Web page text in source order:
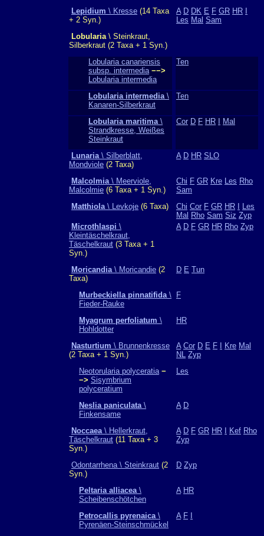
Lepidium \ Kresse (14 Taxa
+ 2 Syn.)
A D DK E F GR HR
Les Mal Sam
Lobularia\ Steinkraut,
Silberkraut (2 Taxa + 1 Syn.)
Lobularia canariensis
subsp. intermedia −−>
Lobularia intermedia
Ten
Lobularia intermedia\
Kanaren-Silberkraut
Ten
Lobularia maritima\
Strandkresse, Weißes
Steinkraut
Cor D F HR Mal
Lunaria\ Silberblatt,
Mondviole (2 Taxa)
A D HR SLO
Malcolmia\ Meerviole,
Malcolmie (6 Taxa + 1 Syn.)
Chi F GR Kre Les Rho
Sam
Matthiola\ Levkoje (6 Taxa) Chi Cor F GR HR
Les
Mal Rho Sam Siz Zyp
Microthlaspi \
Kleintäschelkraut,
Täschelkraut (3 Taxa + 1
Syn.)
A D F GR HR Rho Zyp
Moricandia\ Moricandie (2
Taxa)
D E Tun
Murbeckiella pinnatifida\
Fieder-Rauke
F
Myagrum perfoliatum \
Hohldotter
HR
Nasturtium \ Brunnenkresse
(2 Taxa + 1 Syn.)
A Cor D E F Kre Mal
NL Zyp
Neotorularia polyceratia −
−> Sisymbrium
polyceratium
Les
Neslia paniculata\
Finkensame
A D
Noccaea\ Hellerkraut,
Täschelkraut (11 Taxa + 3
Syn.)
A D F GR HR Kef Rho
Zyp
Odontarrhena \ Steinkraut (2
Syn.)
D Zyp
Peltaria alliacea\
Scheibenschötchen
A HR
Petrocallis pyrenaica\
Pyrenäen-Steinschmückel
A F